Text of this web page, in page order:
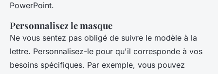
PowerPoint.
Personnalisez le masque
Ne vous sentez pas obligé de suivre le modèle à la
lettre. Personnalisez-le pour qu'il corresponde à vos
besoins spécifiques. Par exemple, vous pouvez